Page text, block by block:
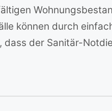
können durch
der Sanitär-